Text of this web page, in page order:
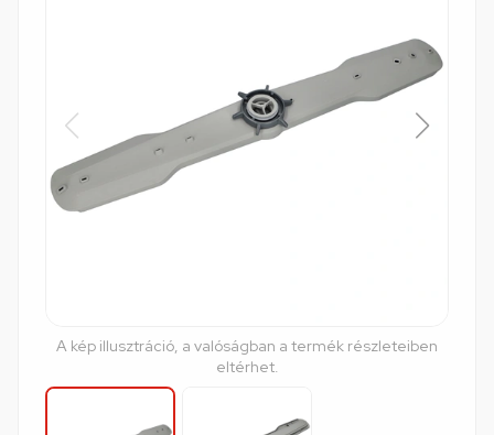
A kép illusztráció, a valóságban a termék részleteiben
eltérhet.